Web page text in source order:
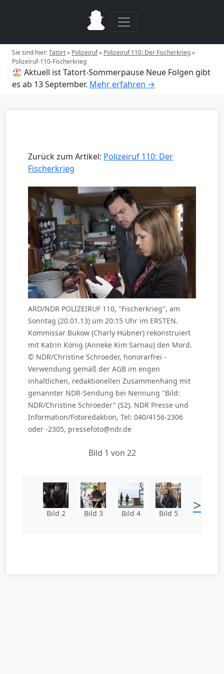
Sie sind hier:Tatort» Polizeiruf» Polizeiruf 110: Der Fischerkrieg»
Polizeiruf-110-Fischerkrieg
🏖️ Aktuell ist Tatort-Sommerpause Neue Folgen gibt
es ab 13 September. Mehr erfahren →
Zurück zum Artikel: Polizeiruf 110: Der
Fischerkrieg
ARD/NDR POLIZEIRUF 110, "Fischerkrieg", am
Sonntag (20.01.13) um 20:15 Uhr im ERSTEN.
Kommissar Bukow (Charly Hübner) rekonstruiert
mit Katrin König (Anneke Kim Sarnau) den Mord.
© NDR/Christine Schroeder, honorarfrei -
Verwendung gemäß der AGB im engen
inhaltlichen, redaktionellen Zusammenhang mit
genannter NDR-Sendung bei Nennung "Bild:
NDR/Christine Schroeder" (S2). NDR Presse und
Information/Fotoredaktion, Tel: 040/4156-2306
oder -2305, pressefoto@ndr.de
Bild 1 von 22
Bild 2 Bild 3 Bild 4 Bild 5 >